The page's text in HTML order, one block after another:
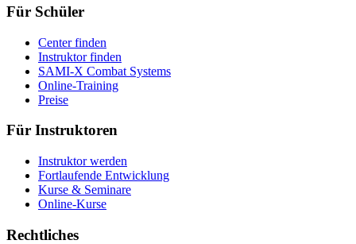
Für Schüler
Center finden
Instruktor finden
SAMI-X Combat Systems
Online-Training
Preise
Für Instruktoren
Instruktor werden
Fortlaufende Entwicklung
Kurse & Seminare
Online-Kurse
Rechtliches